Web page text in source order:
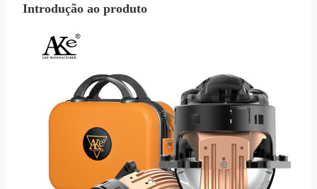
Introdução ao produto